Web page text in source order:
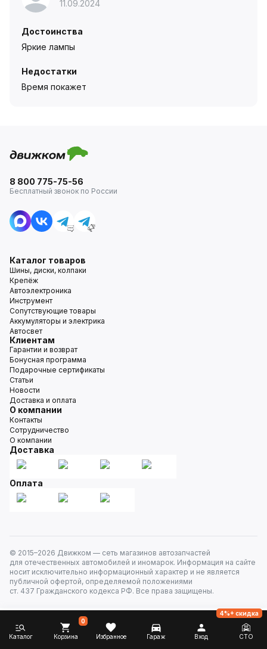
11.09.2024
Достоинства
Яркие лампы
Недостатки
Время покажет
8 800 775-75-56
Бесплатный звонок по России
Каталог товаров
Шины, диски, колпаки
Крепёж
Автоэлектроника
Инструмент
Сопутствующие товары
Аккумуляторы и электрика
Автосвет
Клиентам
Гарантии и возврат
Бонусная программа
Подарочные сертификаты
Статьи
Новости
Доставка и оплата
О компании
Контакты
Сотрудничество
О компании
Доставка
Оплата
© 2015–2026 Движком — сеть магазинов автозапчастей
для отечественных автомобилей и иномарок. Информация на сайте
носит исключительно информационный характер и не является
публичной офертой, определяемой положениями
ст. 437 Гражданского кодекса РФ. Все права защищены.
Каталог Корзина
0
Избранное Гараж Вход СТО
4%+ скидка